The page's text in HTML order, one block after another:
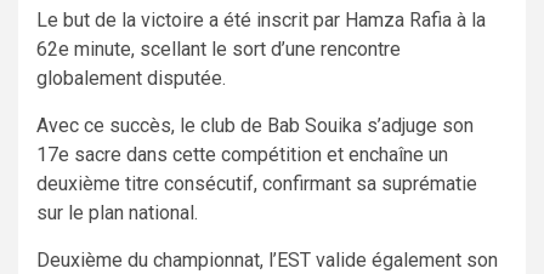
Le but de la victoire a été inscrit par Hamza Rafia à la
62e minute, scellant le sort d’une rencontre
globalement disputée.
Avec ce succès, le club de Bab Souika s’adjuge son
17e sacre dans cette compétition et enchaîne un
deuxième titre consécutif, confirmant sa suprématie
sur le plan national.
Deuxième du championnat, l’EST valide également son